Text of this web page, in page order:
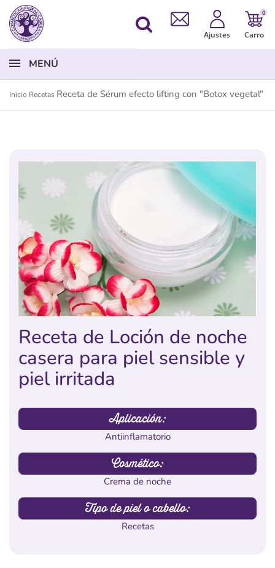
Ajustes
0
Carro
MENÚ
Inicio Recetas Receta de Sérum efecto lifting con "Botox vegetal"
Receta de Loción de noche
casera para piel sensible y
piel irritada
Aplicación:
Antiinflamatorio
Cosmético:
Crema de noche
Tipo de piel o cabello:
Recetas